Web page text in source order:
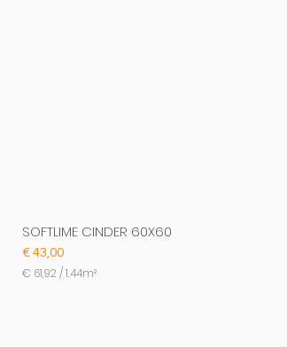
SOFTLIME CINDER 60X60
Prijs
€ 43,00
€ 61,92 /1.44m²